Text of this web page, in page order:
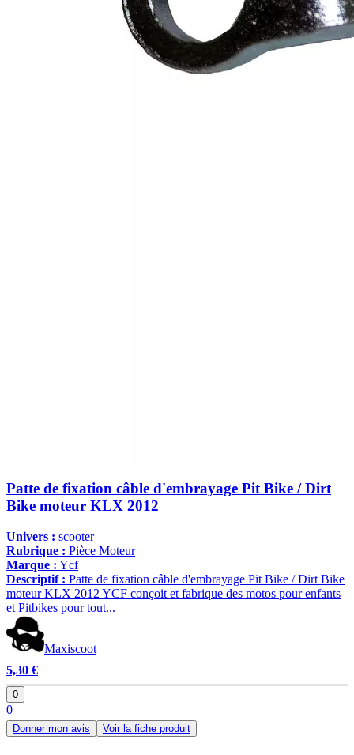
Patte de fixation câble d'embrayage Pit Bike / Dirt
Bike moteur KLX 2012
Univers : scooter
Rubrique : Pièce Moteur
Marque : Ycf
Descriptif : Patte de fixation câble d'embrayage Pit Bike / Dirt Bike
moteur KLX 2012 YCF conçoit et fabrique des motos pour enfants
et Pitbikes pour tout...
Maxiscoot
5,30 €
0
0
Donner mon avis Voir la fiche produit